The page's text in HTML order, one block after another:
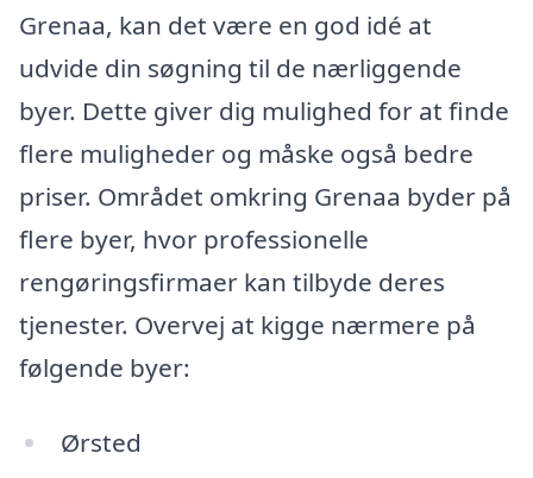
Grenaa, kan det være en god idé at
udvide din søgning til de nærliggende
byer. Dette giver dig mulighed for at finde
flere muligheder og måske også bedre
priser. Området omkring Grenaa byder på
flere byer, hvor professionelle
rengøringsfirmaer kan tilbyde deres
tjenester. Overvej at kigge nærmere på
følgende byer:
Ørsted